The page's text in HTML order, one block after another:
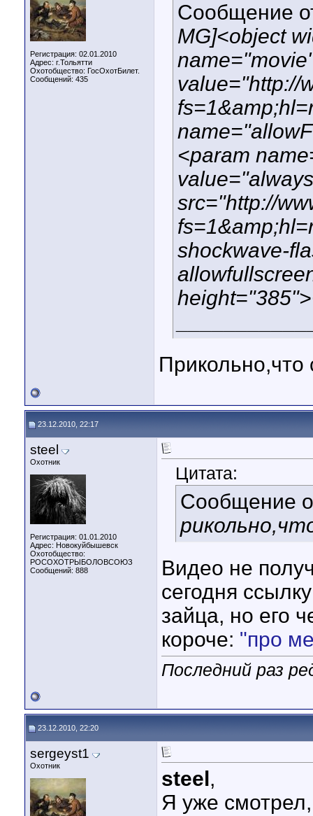
Регистрация: 02.01.2010
Адрес: г.Тольятти
Охотобщество: ГосОхотБилет.
Сообщений: 435
Сообщение
MG]<object
value="http://
<param
src="http://
shockwave-
Прикольно,что
23.12.2010, 22:17
steel
Охотник
Регистрация: 01.01.2010
Адрес: Новокуйбышевск
Охотобщество:
РОСОХОТРЫБОЛОВСОЮЗ
Сообщений: 888
Цитата:
Сообщение
Видео не
сегодня
зайца, но его
короче: "про
Последний раз
23.12.2010, 22:20
sergeyst1
Охотник
steel ,
Я уже